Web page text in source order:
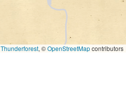
Thunderforest, ©OpenStreetMapcontributors